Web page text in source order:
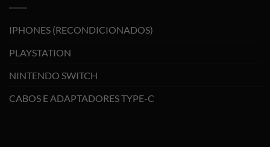
IPHONES (RECONDICIONADOS)
PLAYSTATION
NINTENDO SWITCH
CABOS E ADAPTADORES TYPE-C